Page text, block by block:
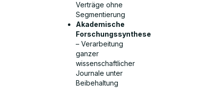
Verträge ohne
Segmentierung
Akademische
Forschungssynthese
– Verarbeitung
ganzer
wissenschaftlicher
Journale unter
Beibehaltung